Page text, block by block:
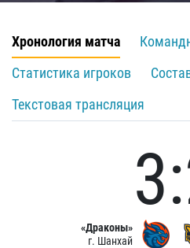
Хронология матча
Статистика игроков
Текстовая трансляция
«Драконы»
г. Шанхай